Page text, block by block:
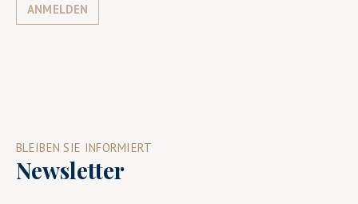
ANMELDEN
BLEIBEN SIE INFORMIERT
Newsletter